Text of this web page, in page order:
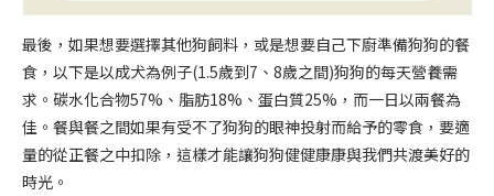
最後，如果想要選擇其他狗飼料，或是想要自己下廚準備狗狗的餐
食，以下是以成犬為例子(1.5歲到7、8歲之間)狗狗的每天營養需
求。碳水化合物57%、脂肪18%、蛋白質25%，而一日以兩餐為
佳。餐與餐之間如果有受不了狗狗的眼神投射而給予的零食，要適
量的從正餐之中扣除，這樣才能讓狗狗健健康康與我們共渡美好的
時光。